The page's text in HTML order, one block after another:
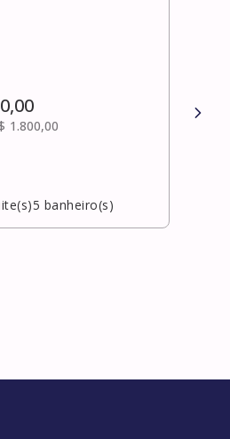
1.800,00
5 banheiro(s)
R$